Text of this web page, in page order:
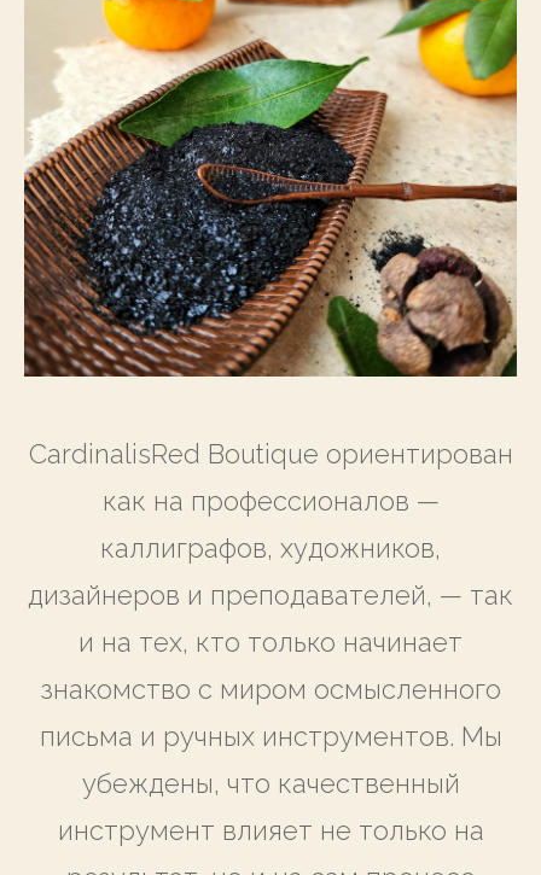
CardinalisRed Boutique ориентирован
как на профессионалов —
каллиграфов, художников,
дизайнеров и преподавателей, — так
и на тех, кто только начинает
знакомство с миром осмысленного
письма и ручных инструментов. Мы
убеждены, что качественный
инструмент влияет не только на